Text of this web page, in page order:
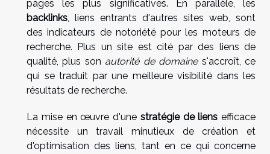
pages les plus significatives. En parallèle, les
backlinks, liens entrants d'autres sites web, sont
des indicateurs de notoriété pour les moteurs de
recherche. Plus un site est cité par des liens de
qualité, plus son autorité de domaines'accroît, ce
qui se traduit par une meilleure visibilité dans les
résultats de recherche.
La mise en œuvre d'une stratégie de liens efficace
nécessite un travail minutieux de création et
d'optimisation des liens, tant en ce qui concerne